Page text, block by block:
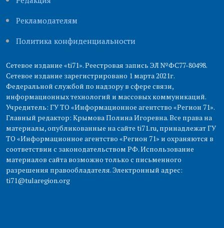
Рекламодателям
Политика конфиденциальности
Сетевое издание «ti71». Реестровая запись ЭЛ №ФС77-80498.
Сетевое издание зарегистрировано 1 марта 2021г.
Федеральной службой по надзору в сфере связи,
информационных технологий и массовых коммуникаций.
Учредитель: ГУ ТО «Информационное агентство «Регион 71».
Главный редактор: Крымова Полина Игоревна. Все права на
материалы, опубликованные на сайте ti71.ru, принадлежат ГУ
ТО «Информационное агентство «Регион 71» и охраняются в
соответствии с законодательством РФ. Использование
материалов сайта возможно только с письменного
разрешения правообладателя. Электронный адрес:
ti71@tularegion.org